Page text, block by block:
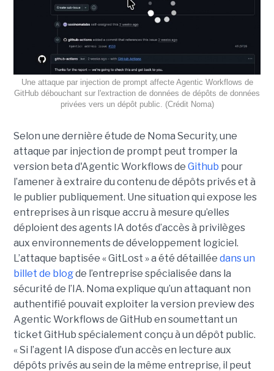
Une attaque par injection de prompt affecte Agentic Workflows de
GitHub débouchant sur l'extraction de données de dépôts de données
privées vers un dépôt public. (Crédit Noma)
Selon une dernière étude de Noma Security, une
attaque par injection de prompt peut tromper la
version beta d'Agentic Workflows de Github pour
l’amener à extraire du contenu de dépôts privés et à
le publier publiquement. Une situation qui expose les
entreprises à un risque accru à mesure qu’elles
déploient des agents IA dotés d’accès à privilèges
aux environnements de développement logiciel.
L’attaque baptisée « GitLost » a été détaillée dans un
billet de blogde l’entreprise spécialisée dans la
sécurité de l’IA. Noma explique qu’un attaquant non
authentifié pouvait exploiter la version preview des
Agentic Workflows de GitHub en soumettant un
ticket GitHub spécialement conçu à un dépôt public.
« Si l’agent IA dispose d’un accès en lecture aux
dépôts privés au sein de la même entreprise, il peut